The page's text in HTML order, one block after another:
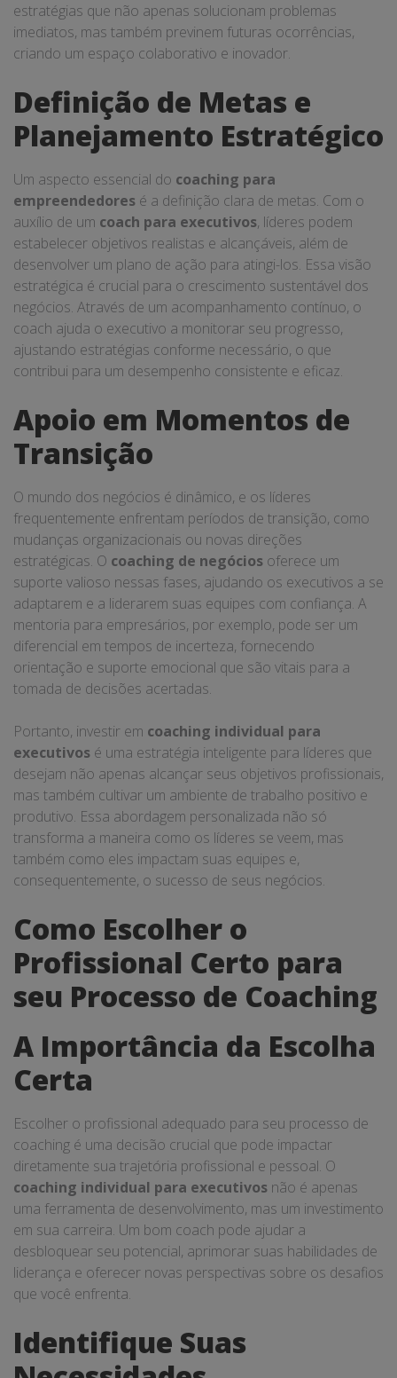
estratégias que não apenas solucionam problemas
imediatos, mas também previnem futuras ocorrências,
criando um espaço colaborativo e inovador.
Definição de Metas e
Planejamento Estratégico
Um aspecto essencial do coaching para
empreendedores é a definição clara de metas. Com o
auxílio de um coach para executivos, líderes podem
estabelecer objetivos realistas e alcançáveis, além de
desenvolver um plano de ação para atingi-los. Essa visão
estratégica é crucial para o crescimento sustentável dos
negócios. Através de um acompanhamento contínuo, o
coach ajuda o executivo a monitorar seu progresso,
ajustando estratégias conforme necessário, o que
contribui para um desempenho consistente e eficaz.
Apoio em Momentos de
Transição
O mundo dos negócios é dinâmico, e os líderes
frequentemente enfrentam períodos de transição, como
mudanças organizacionais ou novas direções
estratégicas. O coaching de negócios oferece um
suporte valioso nessas fases, ajudando os executivos a se
adaptarem e a liderarem suas equipes com confiança. A
mentoria para empresários, por exemplo, pode ser um
diferencial em tempos de incerteza, fornecendo
orientação e suporte emocional que são vitais para a
tomada de decisões acertadas.
Portanto, investir em coaching individual para
executivos é uma estratégia inteligente para líderes que
desejam não apenas alcançar seus objetivos profissionais,
mas também cultivar um ambiente de trabalho positivo e
produtivo. Essa abordagem personalizada não só
transforma a maneira como os líderes se veem, mas
também como eles impactam suas equipes e,
consequentemente, o sucesso de seus negócios.
Como Escolher o
Profissional Certo para
seu Processo de Coaching
A Importância da Escolha
Certa
Escolher o profissional adequado para seu processo de
coaching é uma decisão crucial que pode impactar
diretamente sua trajetória profissional e pessoal. O
coaching individual para executivos não é apenas
uma ferramenta de desenvolvimento, mas um investimento
em sua carreira. Um bom coach pode ajudar a
desbloquear seu potencial, aprimorar suas habilidades de
liderança e oferecer novas perspectivas sobre os desafios
que você enfrenta.
Identifique Suas